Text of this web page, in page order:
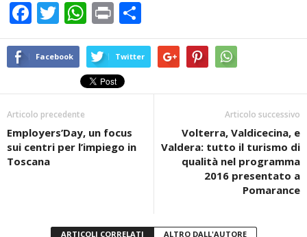
F
a
c
b
o
o
k
T
wi
tt
W
h
at
s
A
p
Pr
in
t
o
n
vi
Facebook Twitter
Articolo precedente
Employers’Day, un focus
sui centri per l’impiego in
Toscana
Articolo successivo
Volterra, Valdicecina, e
Valdera: tutto il turismo di
qualità nel programma
2016 presentato a
Pomarance
ARTICOLI CORRELATI ALTRO DALL'AUTORE